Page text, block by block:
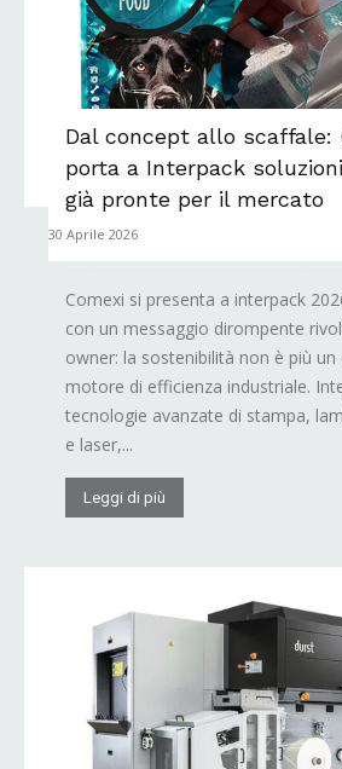
Dal concept allo scaffale:
porta a Interpack
già pronte per il mercato
30 Aprile 2026
Comexi si presenta a interpack
con un messaggio dirompente
owner: la sostenibilità non è più
motore di efficienza industriale.
tecnologie avanzate di stampa,
e laser,...
Leggi di più